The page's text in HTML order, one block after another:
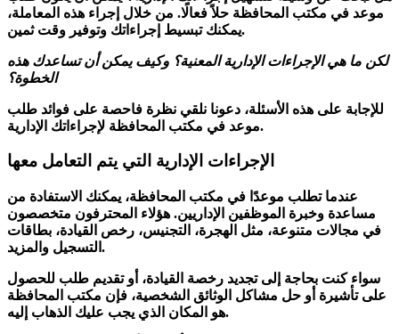
موعد في مكتب المحافظة حلاً فعالًا. من خلال إجراء هذه المعاملة،
يمكنك تبسيط إجراءاتك وتوفير وقت ثمين.
لكن ما هي الإجراءات الإدارية المعنية؟ وكيف يمكن أن تساعدك هذه
الخطوة؟
للإجابة على هذه الأسئلة، دعونا نلقي نظرة فاحصة على فوائد طلب
موعد في مكتب المحافظة لإجراءاتك الإدارية .
الإجراءات الإدارية التي يتم التعامل معها
عندما تطلب موعدًا في مكتب المحافظة، يمكنك الاستفادة من
مساعدة وخبرة الموظفين الإداريين. هؤلاء المحترفون متخصصون
في مجالات متنوعة، مثل الهجرة، التجنيس، رخص القيادة، بطاقات
التسجيل والمزيد.
سواء كنت بحاجة إلى تجديد رخصة القيادة، أو تقديم طلب للحصول
على تأشيرة أو حل مشاكل الوثائق الشخصية، فإن مكتب المحافظة
هو المكان الذي يجب عليك الذهاب إليه.